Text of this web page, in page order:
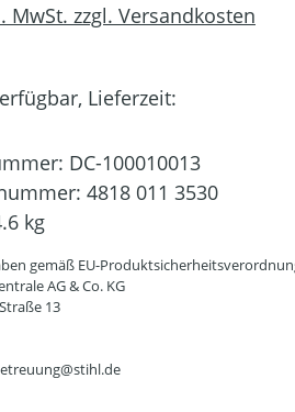
MwSt. zzgl. Versandkosten
Lieferzeit:
DC-100010013
4818 011 3530
kg
gemäß EU-
AG & Co. KG
13